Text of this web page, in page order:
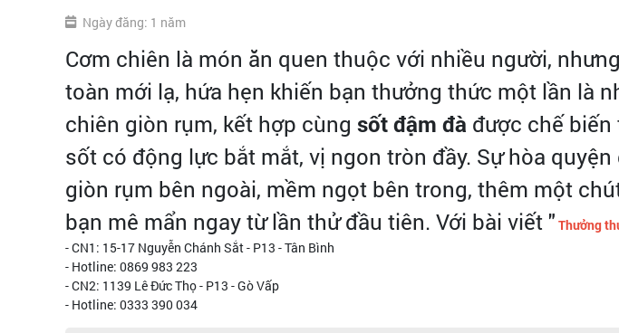
Ngày đăng: 1 năm
Cơm chiên là món ăn quen thuộc với nhiều người, nhưng
toàn mới lạ, hứa hẹn khiến bạn thưởng thức một lần là
chiên giòn rụm, kết hợp cùng sốt đậm đà được chế
sốt có động lực bắt mắt, vị ngon tròn đầy. Sự hòa
giòn rụm bên ngoài, mềm ngọt bên trong, thêm một
bạn mê mẩn ngay từ lần thử đầu tiên. Với bài viết " Thưởng
- CN1: 15-17 Nguyễn Chánh Sắt - P13 - Tân Bình
- Hotline: 0869 983 223
- CN2: 1139 Lê Đức Thọ - P13 - Gò Vấp
- Hotline: 0333 390 034